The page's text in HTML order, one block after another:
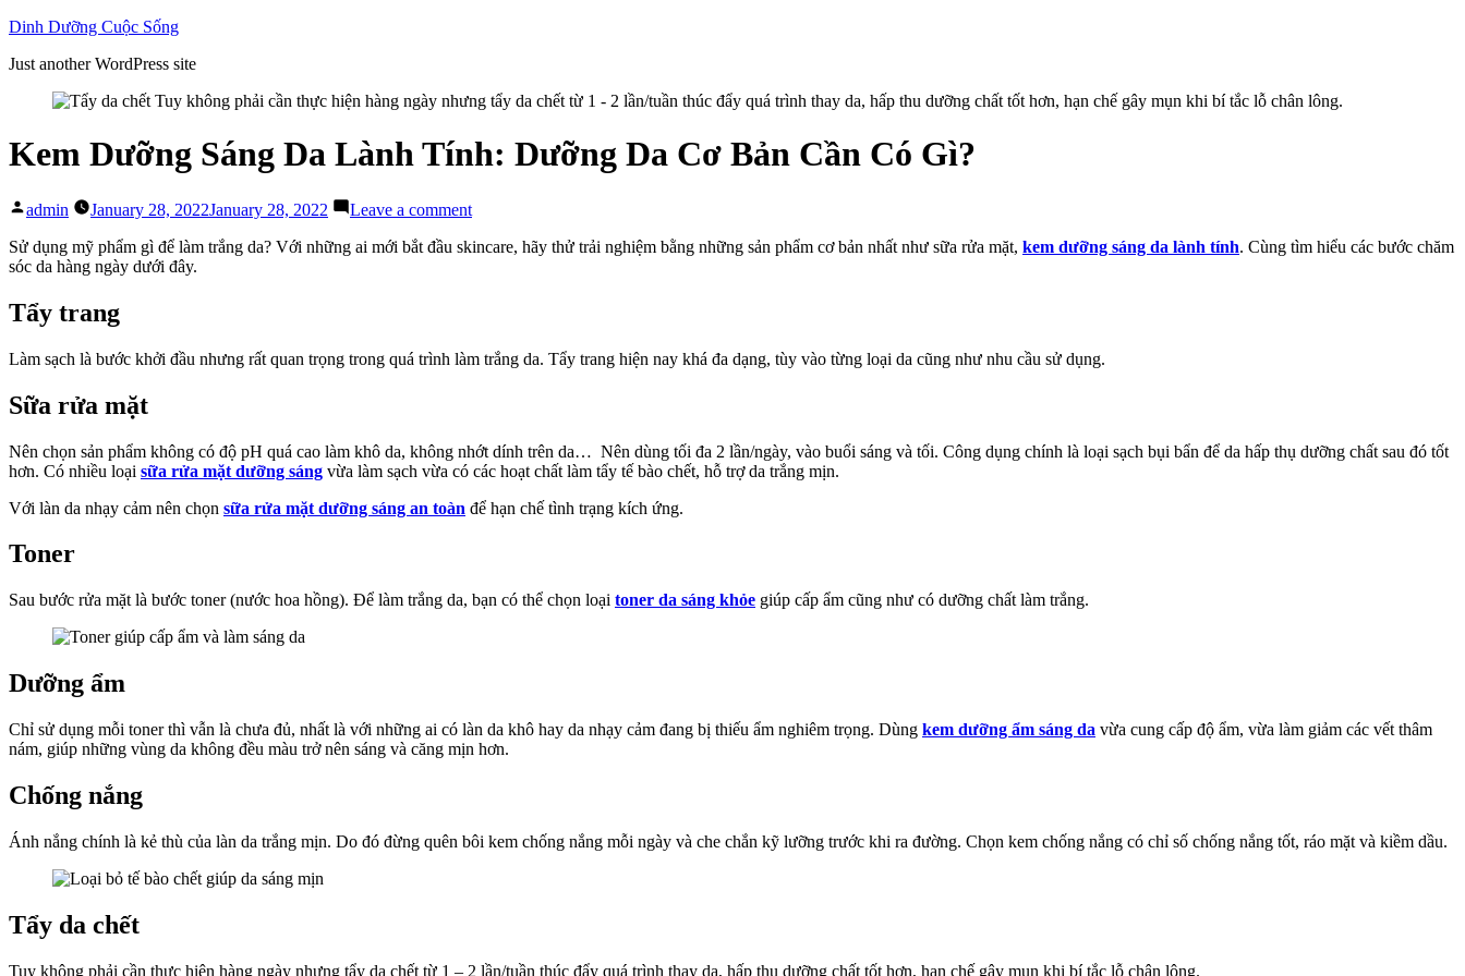
Skip
content
Dinh Dưỡng Cuộc Sống
Just another WordPress site
Kem Dưỡng Sáng Da Lành Tính: Dưỡng Da Cơ Bản Cần Có Gì?
Posted
admin January 28, 2022January 28, 2022 Leave a commenton
Dưỡng
Da
Có
Gì?
Sử dụng mỹ phẩm gì để làm trắng da? Với những ai mới bắt đầu skincare, hãy thử trải nghiệm bằng những sản phẩm cơ bản nhất như sữa rửa mặt, kem dưỡng sáng da lành tính. Cùng tìm hiểu các bước chăm
sóc da hàng ngày dưới đây.
Tẩy trang
Làm sạch là bước khởi đầu nhưng rất quan trọng trong quá trình làm trắng da. Tẩy trang hiện nay khá đa dạng, tùy vào từng loại da cũng như nhu cầu sử dụng.
Sữa rửa mặt
Nên chọn sản phẩm không có độ pH quá cao làm khô da, không nhớt dính trên da… Nên dùng tối đa 2 lần/ngày, vào buổi sáng và tối. Công dụng chính là loại sạch bụi bẩn để da hấp thụ dưỡng chất sau đó tốt
hơn. Có nhiều loại sữa rửa mặt dưỡng sáng vừa làm sạch vừa có các hoạt chất làm tẩy tế bào chết, hỗ trợ da trắng mịn.
Với làn da nhạy cảm nên chọn sữa rửa mặt dưỡng sáng an toàn để hạn chế tình trạng kích ứng.
Toner
Sau bước rửa mặt là bước toner (nước hoa hồng). Để làm trắng da, bạn có thể chọn loại toner da sáng khỏe giúp cấp ẩm cũng như có dưỡng chất làm trắng.
Dưỡng ẩm
Chỉ sử dụng mỗi toner thì vẫn là chưa đủ, nhất là với những ai có làn da khô hay da nhạy cảm đang bị thiếu ẩm nghiêm trọng. Dùng kem dưỡng ẩm sáng da vừa cung cấp độ ẩm, vừa làm giảm các vết thâm
nám, giúp những vùng da không đều màu trở nên sáng và căng mịn hơn.
Chống nắng
Ánh nắng chính là kẻ thù của làn da trắng mịn. Do đó đừng quên bôi kem chống nắng mỗi ngày và che chắn kỹ lưỡng trước khi ra đường. Chọn kem chống nắng có chỉ số chống nắng tốt, ráo mặt và kiềm dầu.
Tẩy da chết
Tuy không phải cần thực hiện hàng ngày nhưng tẩy da chết từ 1 – 2 lần/tuần thúc đẩy quá trình thay da, hấp thu dưỡng chất tốt hơn, hạn chế gây mụn khi bí tắc lỗ chân lông.